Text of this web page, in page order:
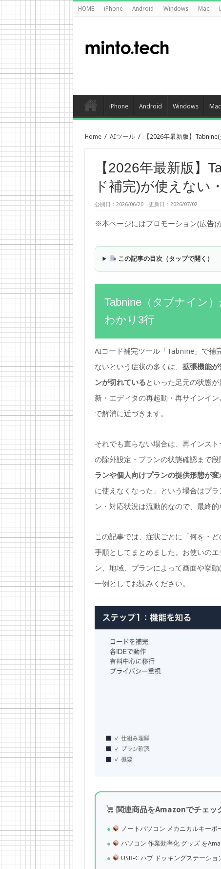
HOME iPhone Android Windows Mac
iPhone Android Windows Mac
Home / AIツール / 【2026年最新版】
【2026年最新版】
ド補完)が使えない
公開日：2026/06/20 更新日：2026/07/02
※本ページにはプロモーション(広告)
この記事の目次（タップで開く）
Tabnine（タブナイン
わかり3行
AIコード補完ツール「Tabnine」で補
ないという症状の多くは、 拡張機能
ンが切れているといった足元の状態
新・エディタの再起動・再サインイ
で解消に近づきます。
それでも直らない場合は、再インス
の除外設定・プランの状態確認まで段
ランや個人向けプランの提供形態が
に使えなくなった」という場合はプ
ン・対応状況は流動的なので、最終
この記事では、症状ごとに「何を・
手順としてまとめました。お使いの
ン、地域、プランによって画面や挙
一例としてお読みください。
関連商品をAmazonでチェッ
ノートパソコン メカニカルキーボ
パソコン 作業効率化 グッズ を
USB-C ハブ ドッキングステーショ